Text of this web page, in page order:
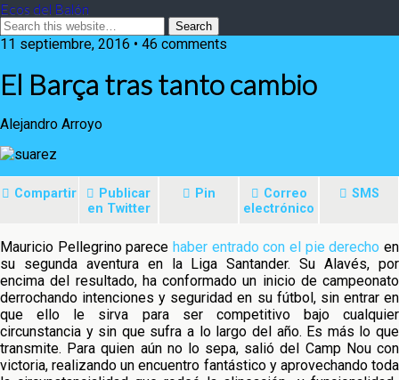
Ecos del Balón
11 septiembre, 2016 • 46 comments
El Barça tras tanto cambio
Alejandro Arroyo
Compartir
Publicar
en Twitter
Pin
Correo
electrónico
SMS
Mauricio Pellegrino parece haber entrado con el pie derecho en
su segunda aventura en la Liga Santander. Su Alavés, por
encima del resultado, ha conformado un inicio de campeonato
derrochando intenciones y seguridad en su fútbol, sin entraren
que ello le sirva para ser competitivo bajo cualquier
circunstancia y sin que sufra a lo largo del año. Es más lo que
transmite. Para quien aún no lo sepa, salió del Camp Nou con
victoria, realizando un encuentro fantástico y aprovechando toda